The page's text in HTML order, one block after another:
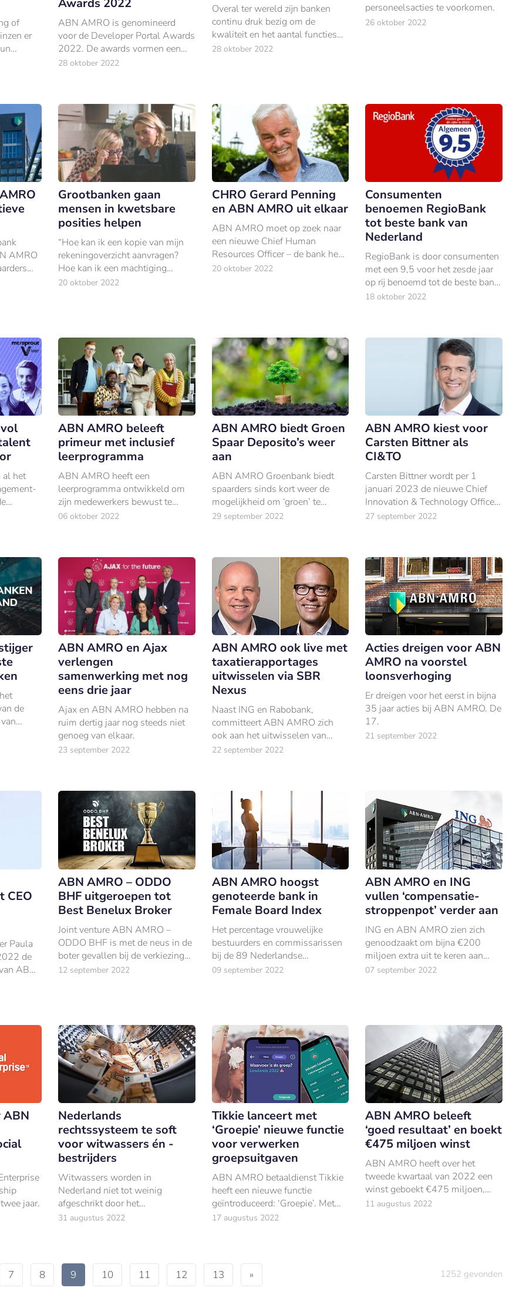
of
er
ABN AMRO is genomineerd
voor de Developer Portal Awards
2022. De awards vormen een
heus feestje voor API-experts en
28 oktober 2022
Overal ter wereld zijn banken
continu druk bezig om de
kwaliteit en het aantal functies
van hun betaalapps te
28 oktober 2022
personeelsacties te voorkomen.
26 oktober 2022
AMRO
Grootbanken gaan
mensen in kwetsbare
posities helpen
“Hoe kan ik een kopie van mijn
rekeningoverzicht aanvragen?
Hoe kan ik een machtiging
aanvragen en wat moet ik doen
20 oktober 2022
CHRO Gerard Penning
en ABN AMRO uit elkaar
ABN AMRO moet op zoek naar
een nieuwe Chief Human
Resources Officer – de bank heeft
bekendgemaakt dat de huidig
20 oktober 2022
Consumenten
benoemen RegioBank
tot beste bank van
Nederland
RegioBank is door consumenten
met een 9,5 voor het zesde jaar
op rij benoemd tot de beste bank
van Nederland.
18 oktober 2022
al het
ABN AMRO beleeft
primeur met inclusief
leerprogramma
ABN AMRO heeft een
leerprogramma ontwikkeld om
zijn medewerkers bewust te
maken van vaak onbewuste
06 oktober 2022
ABN AMRO biedt Groen
Spaar Deposito’s weer
aan
ABN AMRO Groenbank biedt
spaarders sinds kort weer de
mogelijkheid om ‘groen’ te
sparen via een zogeheten Groen
29 september 2022
ABN AMRO kiest voor
Carsten Bittner als
CI&TO
Carsten Bittner wordt per 1
januari 2023 de nieuwe Chief
Innovation & Technology Officer
en lid van de Executive Board
27 september 2022
de
BNG
ABN AMRO en Ajax
verlengen
samenwerking met nog
eens drie jaar
Ajax en ABN AMRO hebben na
ruim dertig jaar nog steeds niet
genoeg van elkaar.
23 september 2022
ABN AMRO ook live met
taxatierapportages
uitwisselen via SBR
Nexus
Naast ING en Rabobank,
committeert ABN AMRO zich
ook aan het uitwisselen van
taxatierapportages volgens SBR-
22 september 2022
Acties dreigen voor ABN
AMRO na voorstel
loonsverhoging
Er dreigen voor het eerst in bijna
35 jaar acties bij ABN AMRO. De
17.
21 september 2022
CEO
Paula
de
ABN
ABN AMRO – ODDO
BHF uitgeroepen tot
Best Benelux Broker
Joint venture ABN AMRO –
ODDO BHF is met de neus in de
boter gevallen bij de verkiezingen
van de zakelijke uitgever
12 september 2022
ABN AMRO hoogst
genoteerde bank in
Female Board Index
Het percentage vrouwelijke
bestuurders en commissarissen
bij de 89 Nederlandse
beursondernemingen is het
09 september 2022
ABN AMRO en ING
vullen ‘compensatie-
stroppenpot’ verder aan
ING en ABN AMRO zien zich
genoodzaakt om bijna €200
miljoen extra uit te keren aan
klanten die in het verleden te
07 september 2022
jaar.
Nederlands
rechtssysteem te soft
voor witwassers én -
bestrijders
Witwassers worden in
Nederland niet tot weinig
afgeschrikt door het
rechtssysteem.
31 augustus 2022
Tikkie lanceert met
‘Groepie’ nieuwe functie
voor verwerken
groepsuitgaven
ABN AMRO betaaldienst Tikkie
heeft een nieuwe functie
geïntroduceerd: ‘Groepie’. Met
deze nieuwe functie kunnen
17 augustus 2022
ABN AMRO beleeft
‘goed resultaat’ en boekt
€475 miljoen winst
ABN AMRO heeft over het
tweede kwartaal van 2022 een
winst geboekt €475 miljoen,
ruim €80 miljoen meer dan
11 augustus 2022
7 8 9 10 11 12 13 » 1252 gevonden